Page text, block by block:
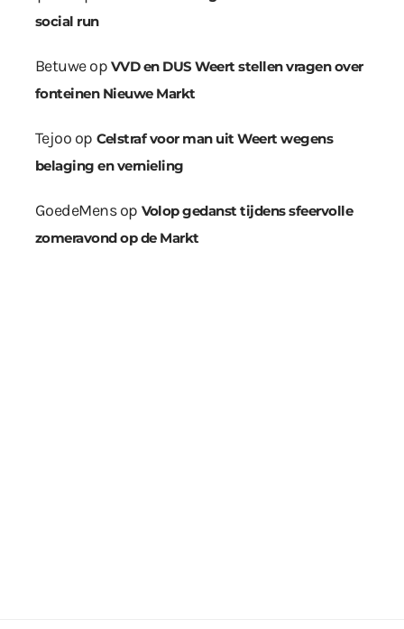
social run
Betuweop VVD en DUS Weert stellen vragen over
fonteinen Nieuwe Markt
Tejoo op Celstraf voor man uit Weert wegens
belaging en vernieling
GoedeMensop Volop gedanst tijdens sfeervolle
zomeravond op de Markt